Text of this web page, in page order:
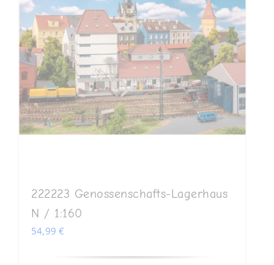
222223 Genossenschafts-Lagerhaus
N / 1:160
54,99€